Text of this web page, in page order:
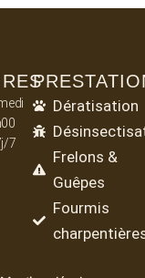
7
Dératisation
Frelons &
Guêpes
Fourmis